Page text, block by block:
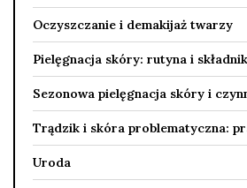
Oczyszczanie i demakijaż twarzy
Pielęgnacja skóry: rutyna i
Sezonowa pielęgnacja skóry i
Trądzik i skóra problematyczna:
Uroda